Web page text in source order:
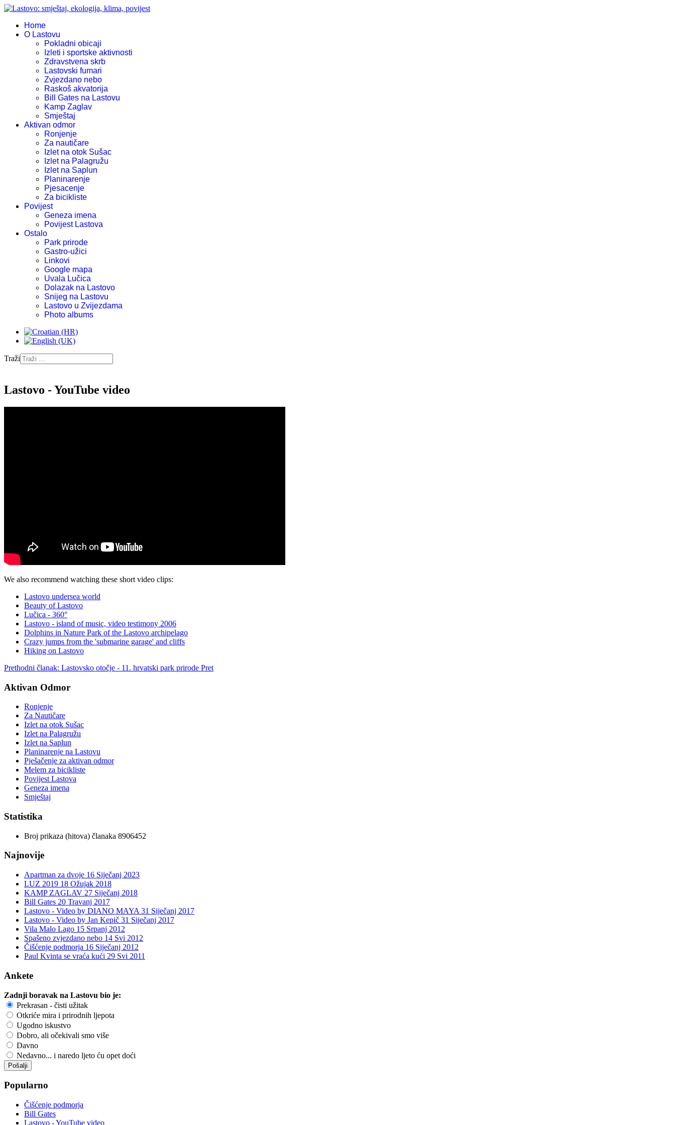
Home
O Lastovu
Pokladni obicaji
Izleti i sportske aktivnosti
Zdravstvena skrb
Lastovski fumari
Zvjezdano nebo
Raskoš akvatorija
Bill Gates na Lastovu
Kamp Zaglav
Smještaj
Aktivan odmor
Ronjenje
Za nautičare
Izlet na otok Sušac
Izlet na Palagružu
Izlet na Saplun
Planinarenje
Pjesacenje
Za bicikliste
Povijest
Geneza imena
Povijest Lastova
Ostalo
Park prirode
Gastro-užici
Linkovi
Google mapa
Uvala Lučica
Dolazak na Lastovo
Snijeg na Lastovu
Lastovo u Zvijezdama
Photo albums
Traži
Lastovo - YouTube video
We also recommend watching these short video clips:
Lastovo undersea world
Beauty of Lastovo
Lučica - 360°
Lastovo - island of music, video testimony 2006
Dolphins in Nature Park of the Lastovo archipelago
Crazy jumps from the 'submarine garage' and cliffs
Hiking on Lastovo
Prethodni članak: Lastovsko otočje - 11. hrvatski park prirode Pret
Aktivan Odmor
Ronjenje
Za Nautičare
Izlet na otok Sušac
Izlet na Palagružu
Izlet na Saplun
Planinarenje na Lastovu
Pješačenje za aktivan odmor
Melem za bicikliste
Povijest Lastova
Geneza imena
Smještaj
Statistika
Broj prikaza (hitova) članaka 8906452
Najnovije
Apartman za dvoje 16 Siječanj 2023
LUZ 2019 18 Ožujak 2018
KAMP ZAGLAV 27 Siječanj 2018
Bill Gates 20 Travanj 2017
Lastovo - Video by DIANO MAYA 31 Siječanj 2017
Lastovo - Video by Jan Kepič 31 Siječanj 2017
Vila Malo Lago 15 Srpanj 2012
Spašeno zvjezdano nebo 14 Svi 2012
Čišćenje podmorja 16 Siječanj 2012
Paul Kvinta se vraća kući 29 Svi 2011
Ankete
Zadnji boravak na Lastovu bio je:
Prekrasan - čisti užitak
Otkriće mira i prirodnih ljepota
Ugodno iskustvo
Dobro, ali očekivali smo više
Davno
Nedavno... i naredo ljeto ću opet doći
Popularno
Čišćenje podmorja
Bill Gates
Lastovo - YouTube video